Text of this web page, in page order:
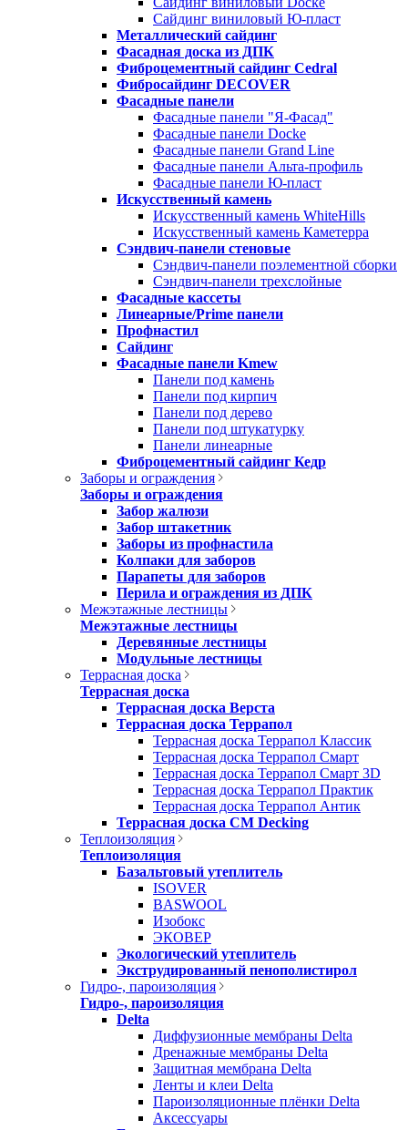
Сайдинг виниловый Ю-пласт
Металлический сайдинг
Фасадная доска из ДПК
Фиброцементный сайдинг Cedral
Фибросайдинг DECOVER
Фасадные панели
Фасадные панели "Я-Фасад"
Фасадные панели Docke
Фасадные панели Grand Line
Фасадные панели Альта-профиль
Фасадные панели Ю-пласт
Искусственный камень
Искусственный камень WhiteHills
Искусственный камень Каметерра
Сэндвич-панели стеновые
Сэндвич-панели поэлементной сборки
Сэндвич-панели трехслойные
Фасадные кассеты
Линеарные/Prime панели
Профнастил
Сайдинг
Фасадные панели Kmew
Панели под камень
Панели под кирпич
Панели под дерево
Панели под штукатурку
Панели линеарные
Фиброцементный сайдинг Кедр
Заборы и ограждения
Заборы и ограждения
Забор жалюзи
Забор штакетник
Заборы из профнастила
Колпаки для заборов
Парапеты для заборов
Перила и ограждения из ДПК
Межэтажные лестницы
Межэтажные лестницы
Деревянные лестницы
Модульные лестницы
Террасная доска
Террасная доска
Террасная доска Верста
Террасная доска Террапол
Террасная доска Террапол Классик
Террасная доска Террапол Смарт
Террасная доска Террапол Смарт 3D
Террасная доска Террапол Практик
Террасная доска Террапол Антик
Террасная доска CM Decking
Теплоизоляция
Теплоизоляция
Базальтовый утеплитель
ISOVER
BASWOOL
Изобокс
ЭКОВЕР
Экологический утеплитель
Экструдированный пенополистирол
Гидро-, пароизоляция
Гидро-, пароизоляция
Delta
Диффузионные мембраны Delta
Дренажные мембраны Delta
Защитная мембрана Delta
Ленты и клеи Delta
Пароизоляционные плёнки Delta
Аксессуары